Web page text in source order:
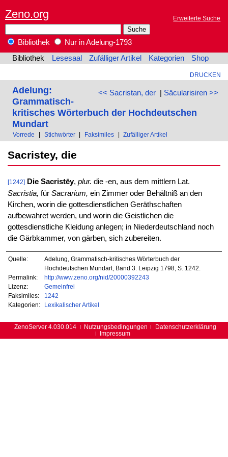
Zeno.org Erweiterte Suche
Bibliothek
Nur in Adelung-1793
Bibliothek
Lesesaal Zufälliger Artikel Kategorien Shop
DRUCKEN
<< Sacristan, der| Säcularisiren >>
Adelung:
Grammatisch-
kritisches Wörterbuch der Hochdeutschen
Mundart
Vorrede Stichwörter Faksimiles Zufälliger Artikel
Sacristey, die
[1242] Die Sacristēy, plur. die -en, aus dem mittlern Lat.
Sacristia, für Sacrarium, ein Zimmer oder Behältniß an den
Kirchen, worin die gottesdienstlichen Geräthschaften
aufbewahret werden, und worin die Geistlichen die
gottesdienstliche Kleidung anlegen; in Niederdeutschland noch
die Gärbkammer, von gärben, sich zubereiten.
Quelle:
Adelung, Grammatisch-kritisches Wörterbuch der
Hochdeutschen Mundart, Band 3. Leipzig 1798, S. 1242.
Permalink:
http://www.zeno.org/nid/20000392243
Lizenz:
Gemeinfrei
Faksimiles:
1242
Kategorien:
Lexikalischer Artikel
ZenoServer 4.030.014 Nutzungsbedingungen
Datenschutzerklärung
Impressum